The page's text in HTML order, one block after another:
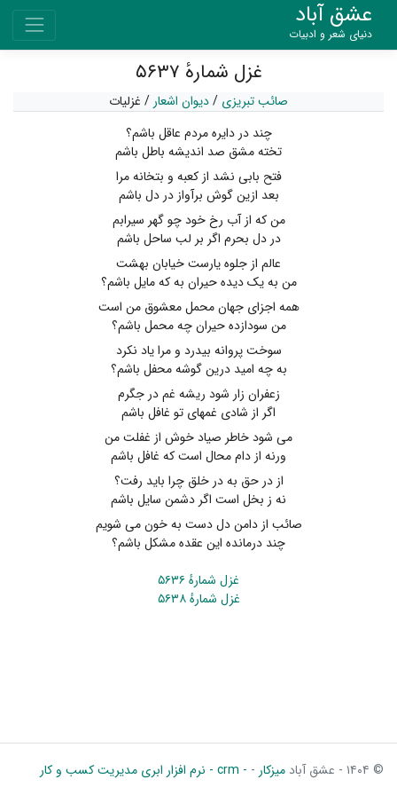
عشق آباد
دنیای شعر و ادبیات
غزل شمارهٔ ۵۶۳۷
صائب تبریزی /دیوان اشعار / غزلیات
چند در دایره مردم عاقل باشم؟
تخته مشق صد اندیشه باطل باشم
فتح بابی نشد از کعبه و بتخانه مرا
بعد ازین گوش برآواز در دل باشم
من که از آب رخ خود چو گهر سیرابم
در دل بحرم اگر بر لب ساحل باشم
عالم از جلوه یارست خیابان بهشت
من به یک دیده حیران به که مایل باشم؟
همه اجزای جهان محمل معشوق من است
من سودازده حیران چه محمل باشم؟
سوخت پروانه بیدرد و مرا یاد نکرد
به چه امید درین گوشه محفل باشم؟
زعفران زار شود ریشه غم در جگرم
اگر از شادی غمهای تو غافل باشم
می شود خاطر صیاد خوش از غفلت من
ورنه از دام محال است که غافل باشم
از در حق به در خلق چرا باید رفت؟
نه ز بخل است اگر دشمن سایل باشم
صائب از دامن دل دست به خون می شویم
چند درمانده این عقده مشکل باشم؟
غزل شمارهٔ ۵۶۳۶
غزل شمارهٔ ۵۶۳۸
© ۱۴۰۴ - عشق آباد میزکار - - crm - نرم افزار ابری مدیریت کسب و کار